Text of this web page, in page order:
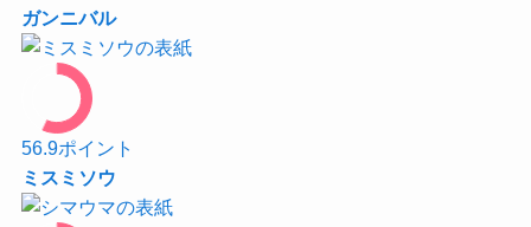
ガンニバル
56.9ポイント
ミスミソウ